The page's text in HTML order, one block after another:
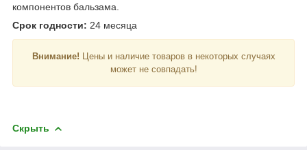
компонентов бальзама.
Срок годности: 24 месяца
Внимание! Цены и наличие товаров в некоторых случаях
может не совпадать!
Скрыть